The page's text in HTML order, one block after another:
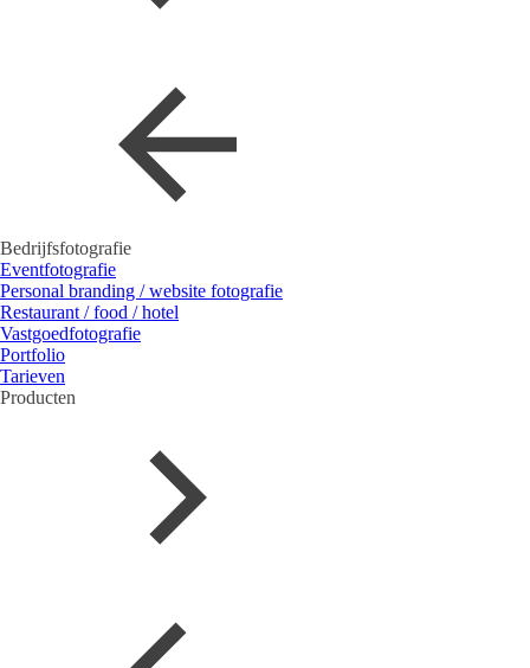
Bedrijfsfotografie
Eventfotografie
Personal branding / website fotografie
Restaurant / food / hotel
Vastgoedfotografie
Portfolio
Tarieven
Producten